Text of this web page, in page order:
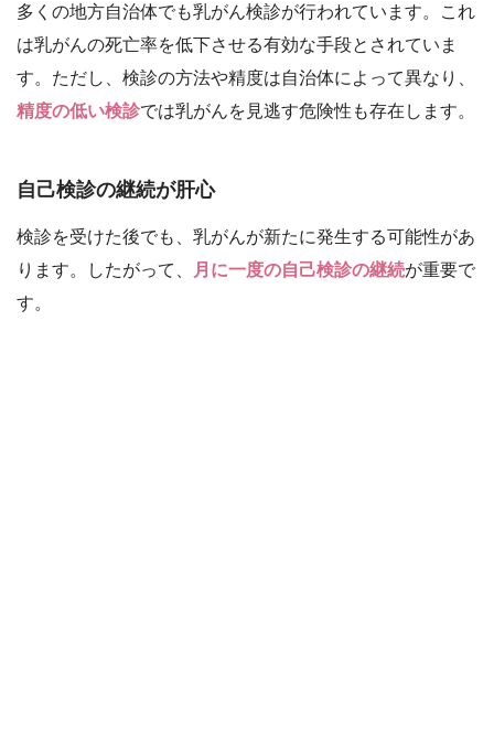
多くの地方自治体でも乳がん検診が行われています。これ
は乳がんの死亡率を低下させる有効な手段とされていま
す。ただし、検診の方法や精度は自治体によって異なり、
精度の低い検診では乳がんを見逃す危険性も存在します。
自己検診の継続が肝心
検診を受けた後でも、乳がんが新たに発生する可能性があ
ります。したがって、
月に一度の自己検診の継続が重要で
す。